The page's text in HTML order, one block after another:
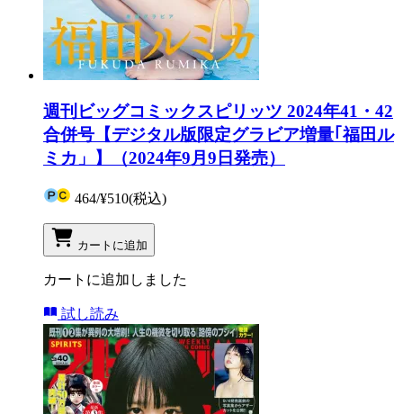
週刊ビッグコミックスピリッツ 2024年41・42
合併号【デジタル版限定グラビア増量｢福田ル
ミカ」】（2024年9月9日発売）
464/¥510(税込)
カートに追加
カートに追加しました
試し読み